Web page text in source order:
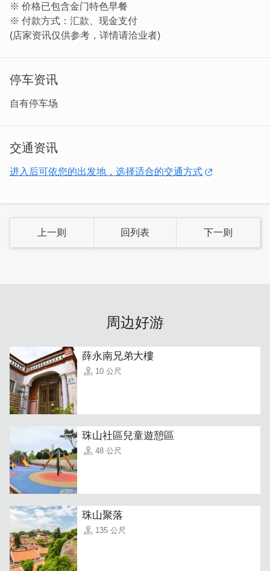
亲切热情的板娘－Nana，因为15岁那年的一时冲动，支身
融，虽然小有成就却也莫名的想家了。
Nana跟每位远道而来的旅人闲聊起来，她笑说：「其实，
人生在世所追求的成就、幸福与梦想，往往与那个『反朴归
真』的初衷只有一步之遥。」
※ 价格已包含金门特色早餐
※ 付款方式：汇款、现金支付
(店家资讯仅供参考，详情请洽业者)
停车资讯
自有停车场
交通资讯
进入后可依您的出发地，选择适合的交通方式
上一则 回列表 下一则
周边好游
薛永南兄弟大樓
10 公尺
珠山社區兒童遊憩區
48 公尺
珠山聚落
135 公尺